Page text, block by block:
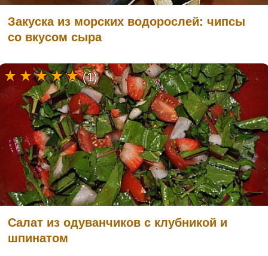
Закуска из морских водорослей: чипсы
со вкусом сыра
Салат из одуванчиков с клубникой и
шпинатом
(1)